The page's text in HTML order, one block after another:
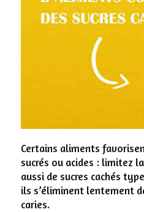
Certains aliments
sucrés ou acides : limitez
aussi de sucres cachés
ils s’éliminent lentement
caries.